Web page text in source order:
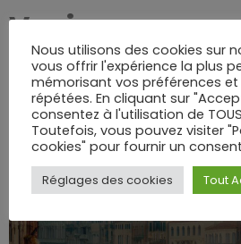
Venise en
Découverte et
Sérénissime
Nous utilisons des cookies sur
vous offrir l'expérience la plus
mémorisant vos préférences et
répétées. En cliquant sur
consentez à l'utilisation de
Toutefois, vous pouvez visiter
cookies" pour fournir un
Réglages des cookies Tout